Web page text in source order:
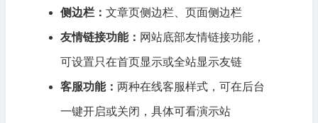
侧边栏： 文章页侧边栏、页面侧边栏
友情链接功能： 网站底部友情链接功能，
可设置只在首页显示或全站显示友链
客服功能： 两种在线客服样式，可在后台
一键开启或关闭，具体可看演示站